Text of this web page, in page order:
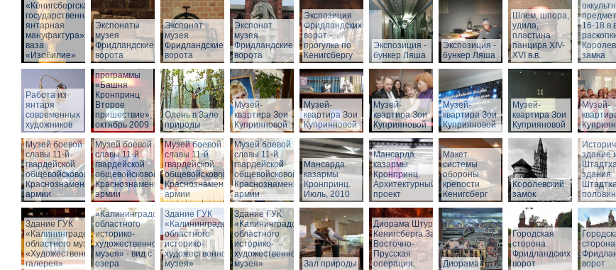
«Кёнигсбергская
государственная
янтарная
мануфактура» -
ваза
«Изобилие»
Экспонаты
музея
Фридландские
ворота
Экспонат
музея
Фридландские
ворота
Экспонат
музея
Фридландские
ворота
Экспозиция
Фридландских
ворот -
прогулка по
Кёнигсбергу
Экспозиция -
бункер Ляша
Экспозиция -
бункер Ляша
Шлем, шпора,
удила,
пластина
панциря XIV-
XVI в.в.
16-18
замка
Работа из
янтаря
современных
художников
Презентация
программы
«Башня
Кронпринц
Второе
пришествие»,
октябрь 2009
Олень в Зале
природы
Музей-
квартира Зои
Куприяновой
Музей-
квартира Зои
Куприяновой
Музей-
квартира Зои
Куприяновой
Музей-
квартира Зои
Куприяновой
Музей-
квартира Зои
Куприяновой
Музей-
Музей боевой
славы 11-й
гвардейской
общевойсковой
Краснознаменной
армии
Музей боевой
славы 11-й
гвардейской
общевойсковой
Краснознаменной
армии
Музей боевой
славы 11-й
гвардейской
общевойсковой
Краснознаменной
армии
Музей боевой
славы 11-й
гвардейской
общевойсковой
Краснознаменной
армии
Мансарда
казармы
Кронпринц.
Июль, 2010
Мансарда
казармы
Кронпринц.
Архитектурный
проект
Макет
системы
обороны
крепости
Кенигсберг
Королевский
замок
здание
здания
Здание ГУК
«Калининградского
областного музея
«Художественная
галерея»
Здание ГУК
«Калининградского
областного
историко-
художественного
музея» - вид с
озера
Здание ГУК
«Калининградского
областного
историко-
художественного
музея»
Здание ГУК
«Калининградского
областного
историко-
художественного
музея»
Зал природы
Диорама Штурм
Кенигсберга.Зал
Восточно-
Прусская
операция.
Диорама
Городская
сторона
Фридландских
ворот
сторона
ворот